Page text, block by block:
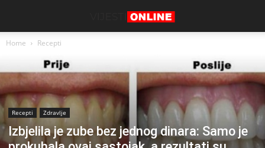
Home Recepti
Recepti Zdravlje
Izbjelila je zube bez jednog dinara: Samo je